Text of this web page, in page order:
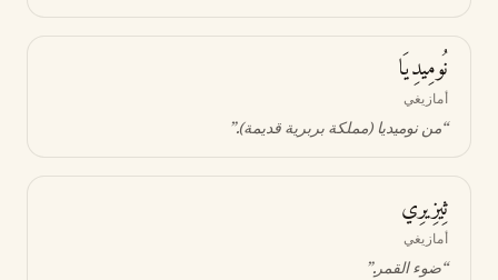
نُومِيدِيَا
أمازيغي
“من نوميديا (مملكة بربرية قديمة).”
ثِيزِيرِي
أمازيغي
“ضوء القمر.”